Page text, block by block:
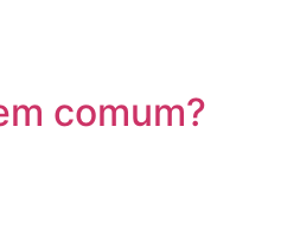
comum?